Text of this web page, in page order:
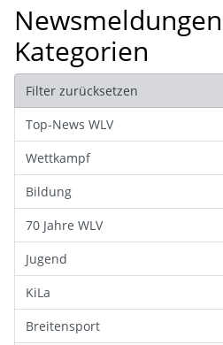
Kategorien
Filter zurücksetzen
Top-News WLV
Wettkampf
Bildung
70 Jahre WLV
Jugend
KiLa
Breitensport